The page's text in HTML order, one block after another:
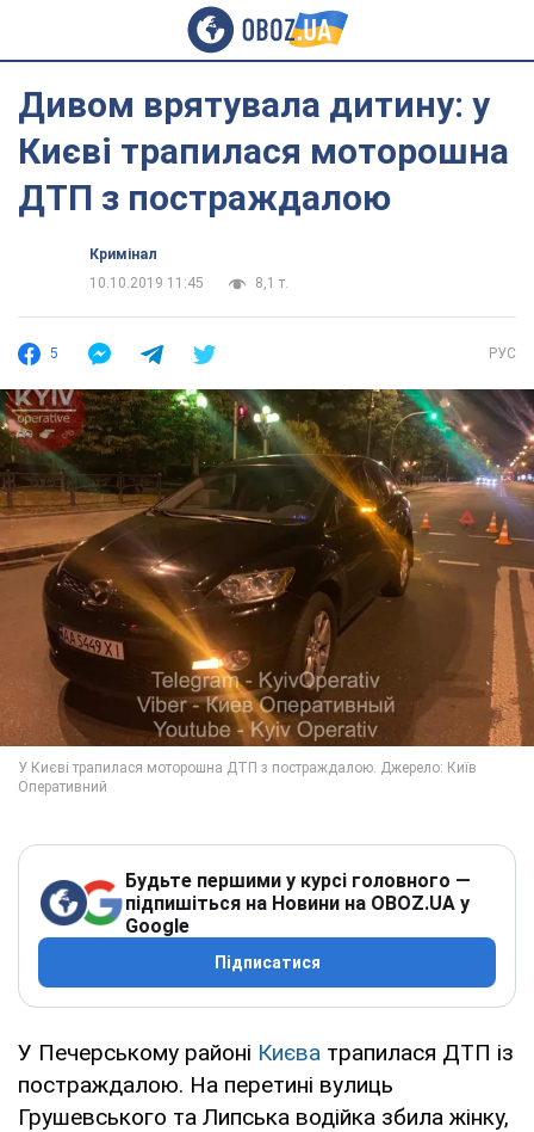
Дивом врятувала дитину: у
Києві трапилася моторошна
ДТП з постраждалою
Кримінал
10.10.2019 11:45
8,1 т.
5 РУС
Будьте першими у курсі головного —
підпишіться на Новини на OBOZ.UA у
Google
Підписатися
У Печерському районі Києва трапилася ДТП із
постраждалою. На перетині вулиць
Грушевського та Липська водійка збила жінку,